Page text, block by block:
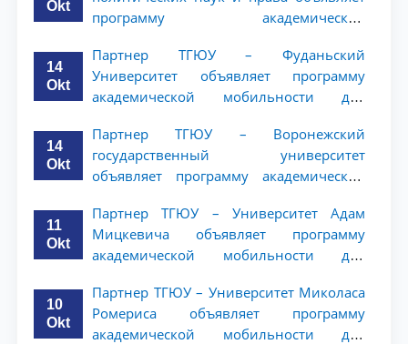
Okt
программу академической
ТГЮУ
14
Okt
Партнер ТГЮУ – Фуданьский
Университет объявляет программу
академической мобильности для
14
Okt
Партнер ТГЮУ – Воронежский
государственный университет
объявляет программу академической
ТГЮУ
11
Okt
Партнер ТГЮУ – Университет Адам
Мицкевича объявляет программу
академической мобильности для
10
Okt
Партнер ТГЮУ – Университет Миколаса
Ромериса объявляет программу
академической мобильности для